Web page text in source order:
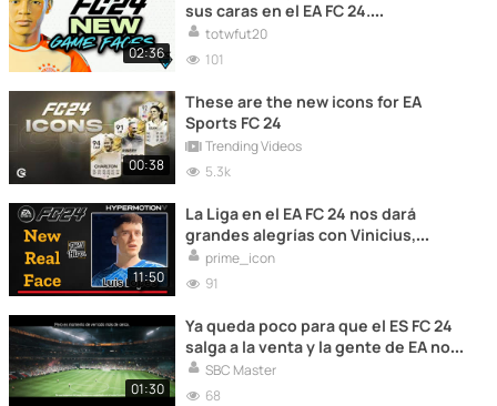
02:36
sus caras en el EA FC 24.
Descúbrelos en el siguiente vídeo.
totwfut20
101
00:38
These are the new icons for EA
Sports FC 24
Trending Videos
5.3k
11:50
La Liga en el EA FC 24 nos dará
grandes alegrías con Vinicius,
Lewakndowski y compañía.
Descubre todos sus jugadores en el
prime_icon
91
01:30
Ya queda poco para que el ES FC 24
salga a la venta y la gente de EA nos
muestra un nuevo tráiler. Sinéntate
y disfruta!!!
SBC Master
68